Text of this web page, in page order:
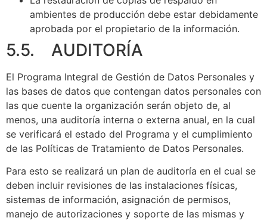
ambientes de producción debe estar debidamente
aprobada por el propietario de la información.
5.5. AUDITORÍA
El Programa Integral de Gestión de Datos Personales y
las bases de datos que contengan datos personales con
las que cuente la organización serán objeto de, al
menos, una auditoría interna o externa anual, en la cual
se verificará el estado del Programa y el cumplimiento
de las Políticas de Tratamiento de Datos Personales.
Para esto se realizará un plan de auditoría en el cual se
deben incluir revisiones de las instalaciones físicas,
sistemas de información, asignación de permisos,
manejo de autorizaciones y soporte de las mismas y